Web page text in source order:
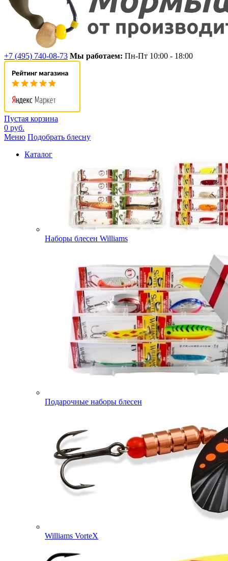
+7 (495) 740-08-73 Мы работаем: Пн-Пт 10:00 - 18:00
Пустая корзина
0 руб.
Меню Подобрать блесну
Каталог
Наборы блесен Williams
Подарочные наборы блесен
Williams VorteX